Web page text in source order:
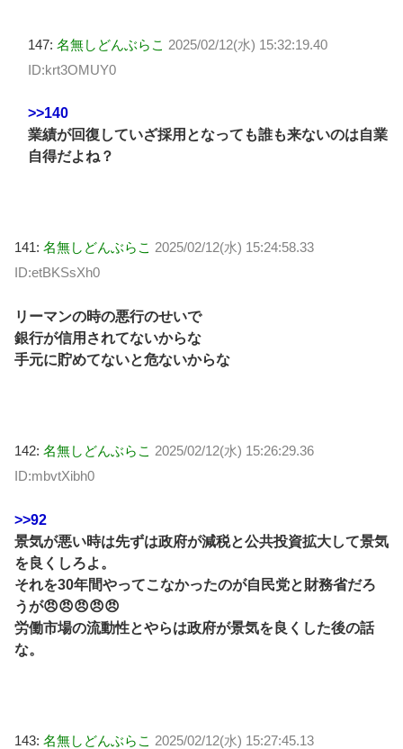
147: 名無しどんぶらこ 2025/02/12(水) 15:32:19.40
ID:krt3OMUY0
>>140
業績が回復していざ採用となっても誰も来ないのは自業
自得だよね？
141: 名無しどんぶらこ 2025/02/12(水) 15:24:58.33
ID:etBKSsXh0
リーマンの時の悪行のせいで
銀行が信用されてないからな
手元に貯めてないと危ないからな
142: 名無しどんぶらこ 2025/02/12(水) 15:26:29.36
ID:mbvtXibh0
>>92
景気が悪い時は先ずは政府が減税と公共投資拡大して景気
を良くしろよ。
それを30年間やってこなかったのが自民党と財務省だろ
うが😠😠😠😠😠
労働市場の流動性とやらは政府が景気を良くした後の話
な。
143: 名無しどんぶらこ 2025/02/12(水) 15:27:45.13